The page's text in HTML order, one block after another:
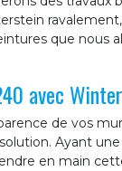
que nous
avec
de vos
Ayant
en main